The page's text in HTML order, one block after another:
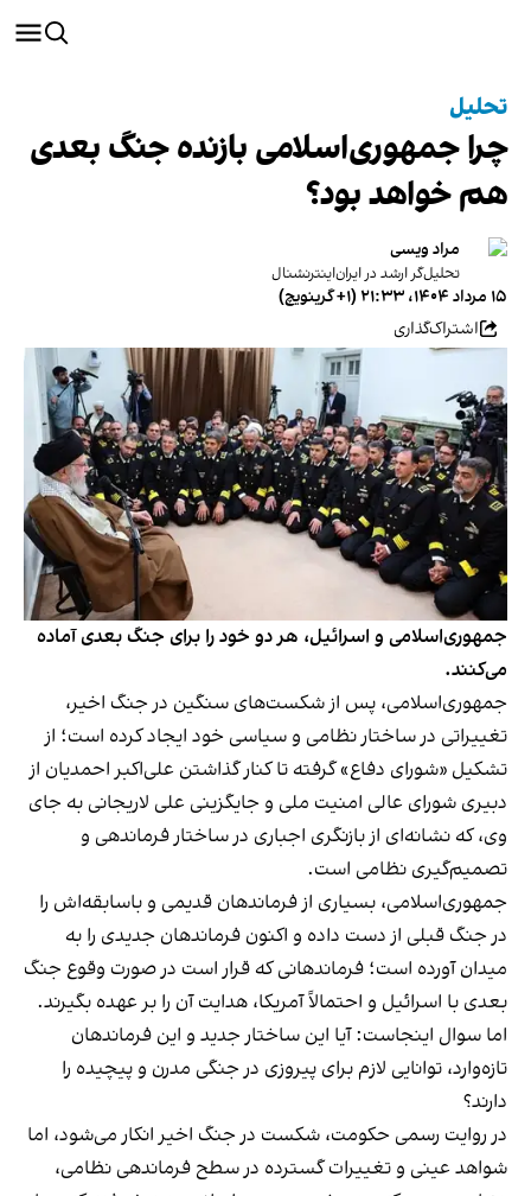
تحلیل
چرا جمهوری‌اسلامی بازنده جنگ بعدی
هم خواهد بود؟
مراد ویسی
تحلیل‌گر ارشد در ایران‌اینترنشنال
۱۵ مرداد ۱۴۰۴، ۲۱:۳۳ (‎+۱ گرینویچ)
اشتراک‌گذاری
جمهوری‌اسلامی و اسرائیل، هر دو خود را برای جنگ بعدی آماده
می‌کنند.
جمهوری‌اسلامی، پس از شکست‌های سنگین در جنگ اخیر،
تغییراتی در ساختار نظامی و سیاسی خود ایجاد کرده است؛ از
تشکیل «شورای دفاع» گرفته تا کنار گذاشتن علی‌اکبر احمدیان از
دبیری شورای عالی امنیت ملی و جایگزینی علی لاریجانی به جای
وی، که نشانه‌ای از بازنگری اجباری در ساختار فرماندهی و
تصمیم‌گیری نظامی است.
جمهوری‌اسلامی، بسیاری از فرماندهان قدیمی و باسابقه‌اش را
در جنگ قبلی از دست داده و اکنون فرماندهان جدیدی را به
میدان آورده است؛ فرماندهانی که قرار است در صورت وقوع جنگ
بعدی با اسرائیل و احتمالاً آمریکا، هدایت آن را بر عهده بگیرند.
اما سوال اینجاست: آیا این ساختار جدید و این فرماندهان
تازه‌وارد، توانایی لازم برای پیروزی در جنگی مدرن و پیچیده را
دارند؟
در روایت رسمی حکومت، شکست در جنگ اخیر انکار می‌شود، اما
شواهد عینی و تغییرات گسترده در سطح فرماندهی نظامی،